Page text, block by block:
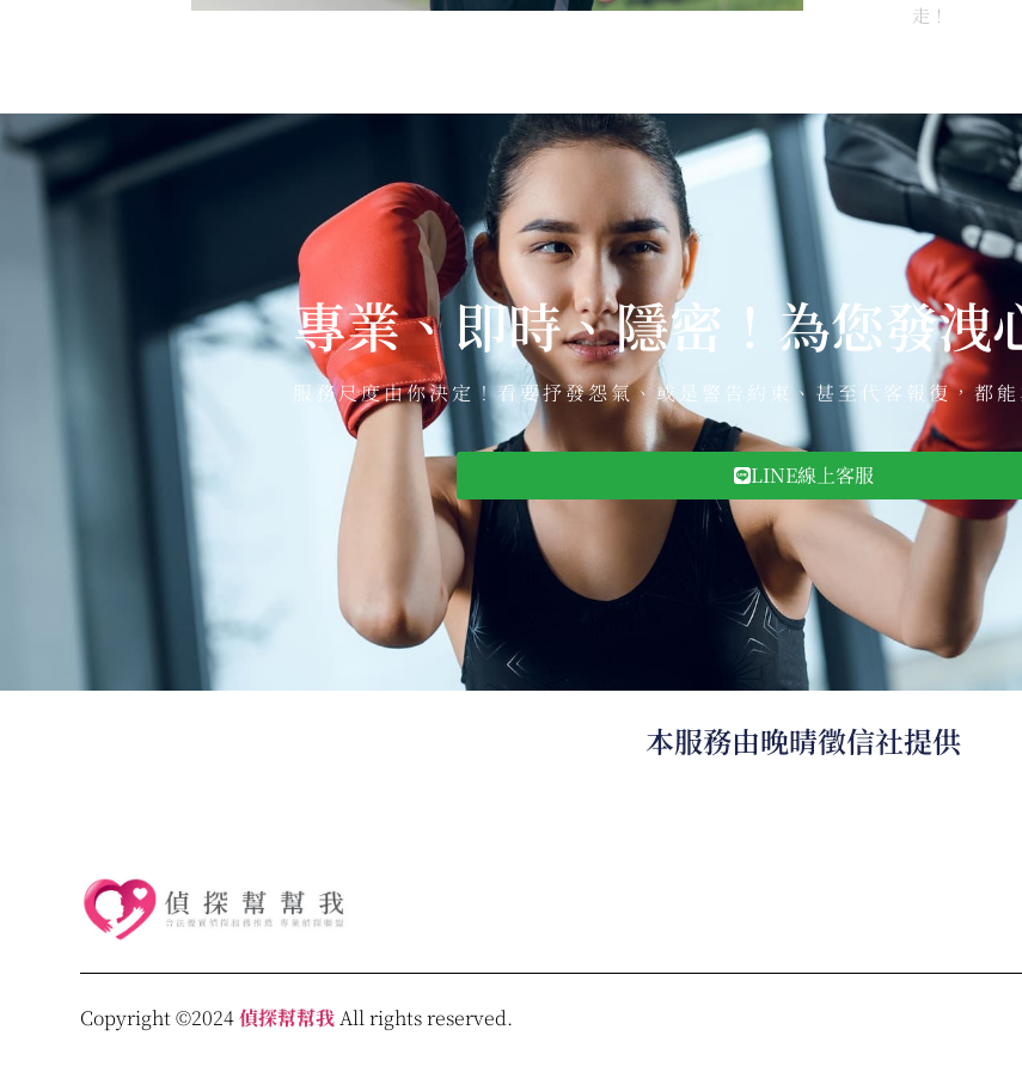
走！
專業、即時、隱密！為您發洩
服務尺度由你決定！看要抒發怨氣、或是警告約束、甚至代客報復，都
LINE線上客服
本服務由晚晴徵信社提供
Copyright ©2024偵探幫幫我All rights reserved.